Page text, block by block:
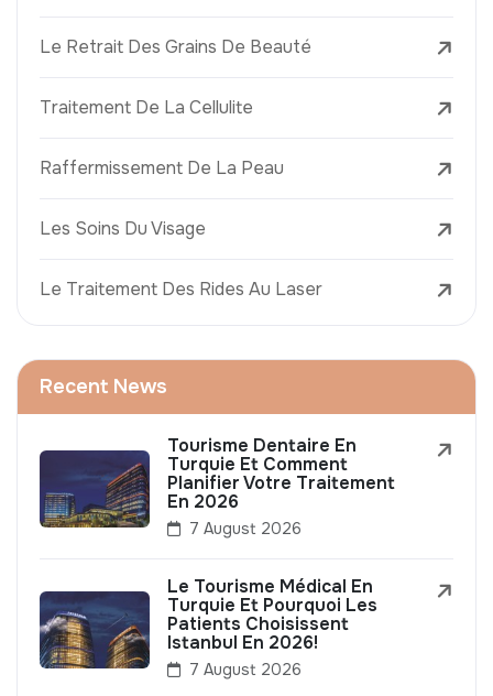
Le Retrait Des Grains De Beauté
Traitement De La Cellulite
Raffermissement De La Peau
Les Soins Du Visage
Le Traitement Des Rides Au Laser
Recent News
Tourisme Dentaire En
Turquie Et Comment
Planifier Votre Traitement
En 2026
7 August 2026
Le Tourisme Médical En
Turquie Et Pourquoi Les
Patients Choisissent
Istanbul En 2026!
7 August 2026